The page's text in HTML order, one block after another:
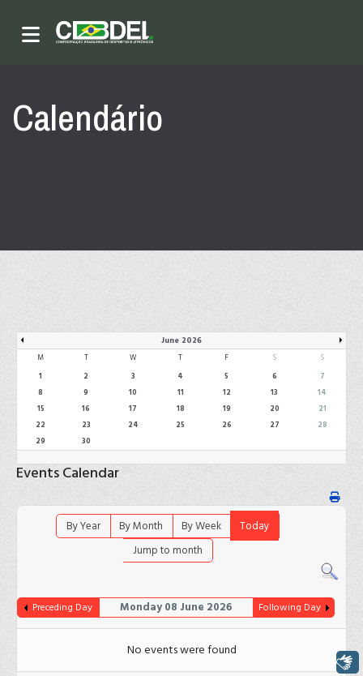
Calendário
June 2026
M T W T F S
S
1
2 3 4 5 6
7
8
9 10 11 12 13
14
15
16 17 18 19 20
21
22
23 24 25 26 27
28
29
30
Events Calendar
By Year By Month By Week
Today
Jump to month
Preceding Day Monday 08 June 2026 Following Day
No events were found